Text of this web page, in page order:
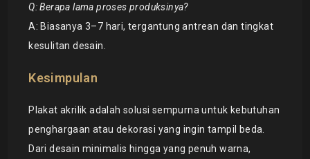
Q: Berapa lama proses produksinya?
A: Biasanya 3–7 hari, tergantung antrean dan tingkat
kesulitan desain.
Kesimpulan
Plakat akrilik adalah solusi sempurna untuk kebutuhan
penghargaan atau dekorasi yang ingin tampil beda.
Dari desain minimalis hingga yang penuh warna,